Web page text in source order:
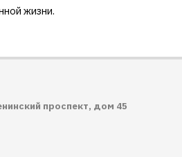
жизни.
проспект, дом 45